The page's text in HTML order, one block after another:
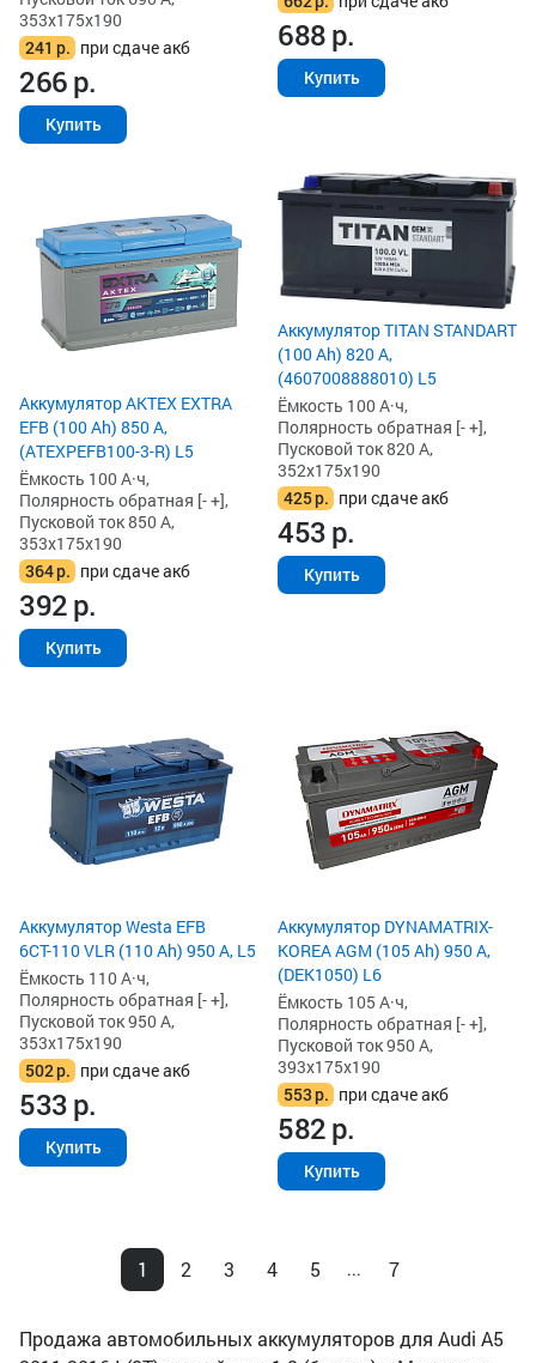
353x175x190
241 р. при сдаче акб
266р.
Купить
688р.
Купить
Аккумулятор AKTEX EXTRA
EFB (100 Ah) 850 А,
(ATEXPEFB100-3-R) L5
Ёмкость 100 А·ч,
Полярность обратная [- +],
Пусковой ток 850 А,
353x175x190
364р. при сдаче акб
392р.
Купить
Аккумулятор TITAN STANDART
(100 Ah) 820 А,
(4607008888010) L5
Ёмкость 100 А·ч,
Полярность обратная [- +],
Пусковой ток 820 А,
352x175x190
425р. при сдаче акб
453р.
Купить
Аккумулятор Westa EFB
6СТ-110 VLR (110 Ah) 950 А, L5
Ёмкость 110 А·ч,
Полярность обратная [- +],
Пусковой ток 950 А,
353x175x190
502р. при сдаче акб
533р.
Купить
Аккумулятор DYNAMATRIX-
KOREA AGM (105 Ah) 950 А,
(DEK1050) L6
Ёмкость 105 А·ч,
Полярность обратная [- +],
Пусковой ток 950 А,
393x175x190
553р. при сдаче акб
582р.
Купить
1 2 3 4 5 ... 7
Продажа автомобильных аккумуляторов для Audi A5